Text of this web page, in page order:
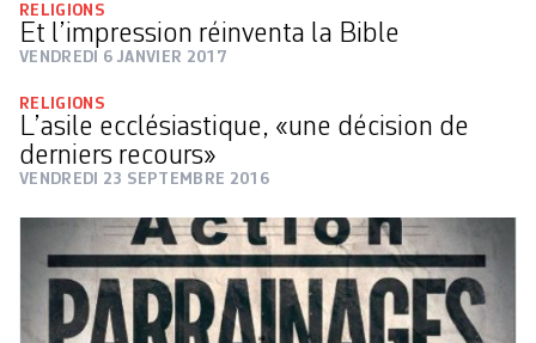
RELIGIONS
Et l’impression réinventa la Bible
VENDREDI 6 JANVIER 2017
RELIGIONS
L’asile ecclésiastique, «une décision de
derniers recours»
VENDREDI 23 SEPTEMBRE 2016